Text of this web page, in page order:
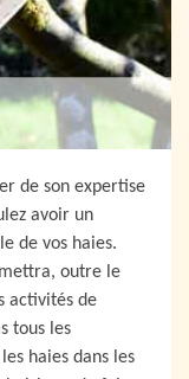
de son expertise
avoir un
de vos haies.
outre le
activités de
tous les
haies dans les